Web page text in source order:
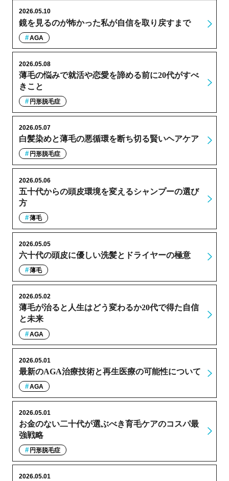
鏡を見るのが怖かった私が自信を取り戻すまで
2026.05.10
AGA
薄毛の悩みで就活や恋愛を諦める前に20代がすべ
きこと
2026.05.08
円形脱毛症
白髪染めと薄毛の悪循環を断ち切る賢いヘアケア
2026.05.07
円形脱毛症
五十代からの頭皮環境を変えるシャンプーの選び
方
2026.05.06
薄毛
六十代の頭皮に優しい洗髪とドライヤーの極意
2026.05.05
薄毛
薄毛が治ると人生はどう変わるか20代で得た自信
と未来
2026.05.02
AGA
最新のAGA治療技術と再生医療の可能性について
2026.05.01
AGA
お金のない二十代が選ぶべき育毛ケアのコスパ最
強戦略
2026.05.01
円形脱毛症
2026.05.01